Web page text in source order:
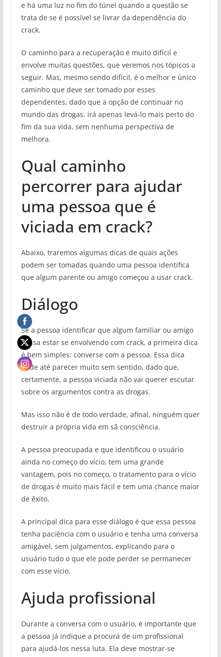
e há uma luz no fim do túnel quando a questão se
trata de se é possível se livrar da dependência do
crack.
O caminho para a recuperação é muito difícil e
envolve muitas questões, que veremos nos tópicos a
seguir. Mas, mesmo sendo difícil, é o melhor e único
caminho que deve ser tomado por esses
dependentes, dado que a opção de continuar no
mundo das drogas, irá apenas levá-lo mais perto do
fim da sua vida, sem nenhuma perspectiva de
melhora.
Qual caminho
percorrer para ajudar
uma pessoa que é
viciada em crack?
Abaixo, traremos algumas dicas de quais ações
podem ser tomadas quando uma pessoa identifica
que algum parente ou amigo começou a usar crack.
Diálogo
Se a pessoa identificar que algum familiar ou amigo
possa estar se envolvendo com crack, a primeira dica
é bem simples: converse com a pessoa. Essa dica
pode até parecer muito sem sentido, dado que,
certamente, a pessoa viciada não vai querer escutar
sobre os argumentos contra as drogas.
Mas isso não é de todo verdade, afinal, ninguém quer
destruir a própria vida em sã consciência.
A pessoa preocupada e que identificou o usuário
ainda no começo do vício, tem uma grande
vantagem, pois no começo, o tratamento para o vício
de drogas é muito mais fácil e tem uma chance maior
de êxito.
A principal dica para esse diálogo é que essa pessoa
tenha paciência com o usuário e tenha uma conversa
amigável, sem julgamentos, explicando para o
usuário tudo o que ele pode perder se permanecer
com esse vício.
Ajuda profissional
Durante a conversa com o usuário, é importante que
a pessoa já indique a procura de um profissional
para ajudá-los nessa luta. Ela deve mostrar-se